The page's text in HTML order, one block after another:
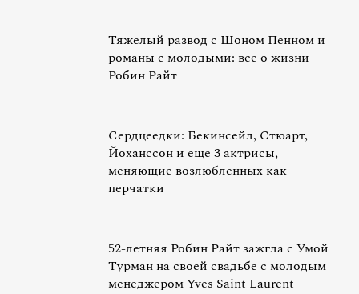
Тяжелый развод с Шоном Пенном и
романы с молодыми: все о жизни
Робин Райт
Сердцеедки: Бекинсейл, Стюарт,
Йоханссон и еще 3 актрисы,
меняющие возлюбленных как
перчатки
52-летняя Робин Райт зажгла с Умой
Турман на своей свадьбе с молодым
менеджером Yves Saint Laurent